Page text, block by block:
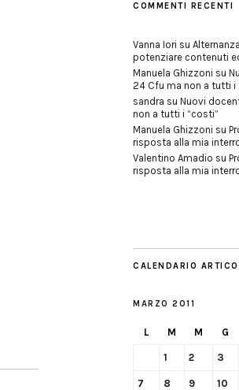
COMMENTI RECENTI
Vanna Iori su
potenziare contenuti
Manuela Ghizzoni su
24 Cfu ma non a tutti i
sandra su Nuovi
non a tutti i “costi”
Manuela Ghizzoni su
risposta alla mia
Valentino Amadio su
risposta alla mia
CALENDARIO
MARZO 2011
L M M G
1 2 3
7 8 9 10